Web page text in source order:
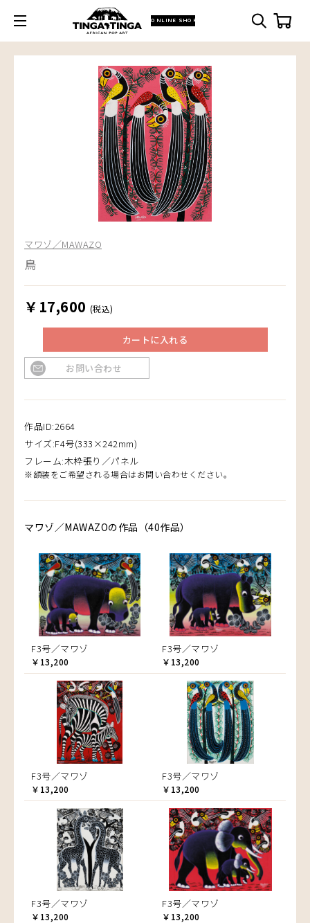
ONLINE SHOP
マワゾ／MAWAZO
鳥
￥17,600 (税込)
カートに入れる
お問い合わせ
作品ID:2664
サイズ:F4号(333×242mm)
フレーム:木枠張り／パネル
※額装をご希望される場合はお問い合わせください。
マワゾ／MAWAZOの作品（40作品）
F3号／マワゾ
￥13,200
F3号／マワゾ
￥13,200
F3号／マワゾ
￥13,200
F3号／マワゾ
￥13,200
F3号／マワゾ
￥13,200
F3号／マワゾ
￥13,200